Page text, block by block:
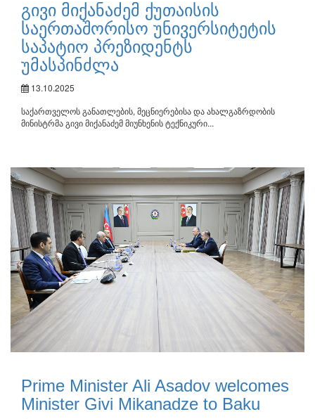
გივი მიქანაძემ ქუთაისის
საერთაშორისო უნივერსიტეტის
საპატიო პრეზიდენტს
უმასპინძლა
13.10.2025
საქართველოს განათლების, მეცნიერებისა და ახალგაზრდობის
მინისტრმა გივი მიქანაძემ მიუნხენის ტექნიკური...
Prime Minister Ali Asadov welcomes
Minister Givi Mikanadze to Baku